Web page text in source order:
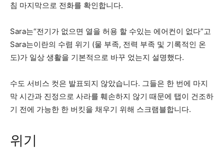
침 마지막으로 전화를 확인합니다.
Sara는“전기가 없으면 열을 허용 할 수있는 에어컨이 없다”고
Sara는이란의 수렴 위기 (물 부족, 전력 부족 및 기록적인 온
도)가 일상 생활을 기본적으로 바꾸 었는지 설명했다.
수도 서비스 컷은 발표되지 않았습니다. 그들은 한 번에 마지
막 시간과 진정으로 사라를 훼손하지 않기 때문에 탭이 건조하
기 전에 가능한 한 버킷을 채우기 위해 스크램블합니다.
위기